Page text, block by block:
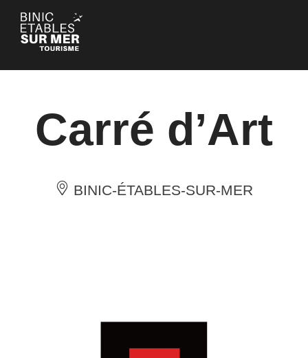
Panneau de gestion des cookies
Carré d’Art
BINIC-ÉTABLES-SUR-MER